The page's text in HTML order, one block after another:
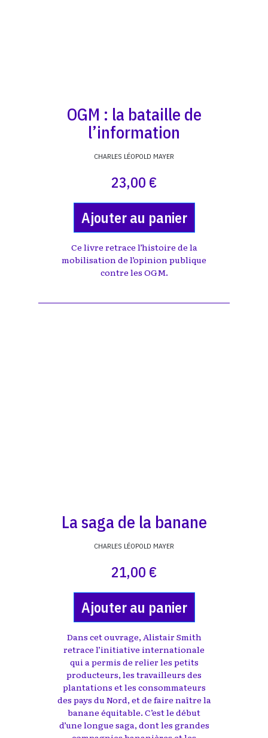
OGM : la bataille de
l’information
CHARLES LÉOPOLD MAYER
23,00 €
Ajouter au panier
Ce livre retrace l’histoire de la
mobilisation de l’opinion publique
contre les OGM.
La saga de la banane
CHARLES LÉOPOLD MAYER
21,00 €
Ajouter au panier
Dans cet ouvrage, Alistair Smith
retrace l’initiative internationale
qui a permis de relier les petits
producteurs, les travailleurs des
plantations et les consommateurs
des pays du Nord, et de faire naître la
banane équitable. C’est le début
d’une longue saga, dont les grandes